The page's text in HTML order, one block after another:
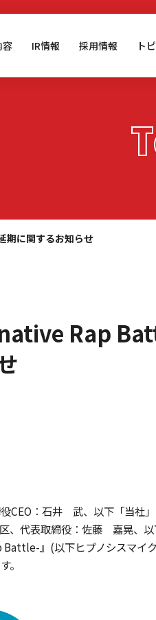
容 IR情報 採用情報 ト
に関するお知らせ
Rap
CEO：石井 武、以下「当社
、代表取締役：佐藤 嘉晃、
』(以下ヒプノシスマイ
。